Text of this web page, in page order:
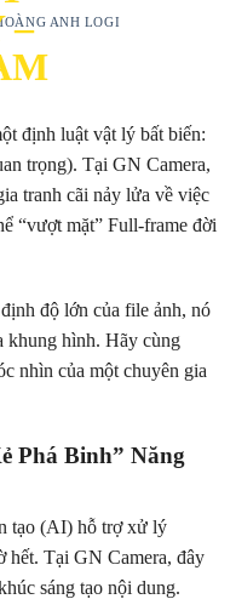
ANH LOGI
định luật vật lý bất biến:
trọng). Tại GN Camera,
tranh cãi nảy lửa về việc
“vượt mặt” Full-frame đời
độ lớn của file ảnh, nó
khung hình. Hãy cùng
nhìn của một chuyên gia
Phá Binh” Năng
tạo (AI) hỗ trợ xử lý
hết. Tại GN Camera, đây
sáng tạo nội dung.